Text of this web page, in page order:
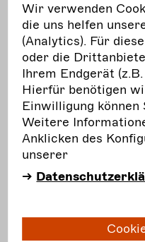
Die Zugänglichkeit
weiter verbessert.
Viele Inhalte der
Einfacher Sprache
zur Verfügung.
Inhalte in die
Englische
informieren
den anderen
Wir verwenden
die uns helfen
(Analytics). Für
oder die
Ihrem Endgerät
Hierfür benötigen
Einwilligung
Weitere
Anklicken des
unserer